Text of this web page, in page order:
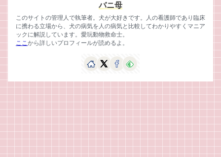
バニ母
このサイトの管理人で執筆者。犬が大好きです。人の看護師であり臨床
に携わる立場から、犬の病気を人の病気と比較してわかりやすくマニア
ックに解説しています。愛玩動物救命士。
ここ から詳しいプロフィールが読めるよ。